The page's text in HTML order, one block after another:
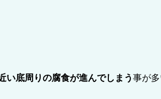
い底周りの腐食が進んでしまう事が